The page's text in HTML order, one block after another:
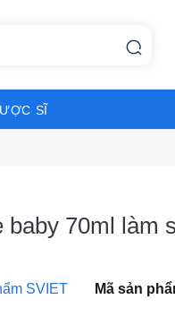
SĨ
70ml làm
SVIET Mã sản